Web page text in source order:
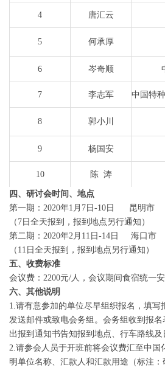
4 唐汇云
5 何承厚
6 岑奇顺
7 李志军 中国特
8 郭小川
9 杨国安
10 陈 涛
11 兴成宏
12 朱晓明 中石化
13 汤衢明
14 刘 昕
15 蔡培源
16 张振强
17 易轶虎
四、研讨会时间、地点
第一期：2020年1月7日-10日 昆明市
（7日全天报到，报到地点另行通知）
第二期：2020年2月11日-14日 海口市
（11日全天报到，报到地点另行通知）
五、收费标准
会议费：2200元/人，会议期间食宿统一安
六、其他说明
1.请有意参加的单位尽早组织报名，填写
发送邮件或致电会务组。会务组收到报
出报到通知书告知报到地点、行车路线及
2.请参会人员于开班前将会议费汇至中国
明单位名称、汇款人和汇款用途（标注